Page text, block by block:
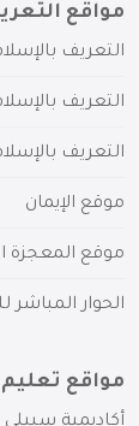
مواقع
التعريف
التعريف
التعريف
موقع الإيمان
موقع المعجزة
الحوار المباشر
مواقع